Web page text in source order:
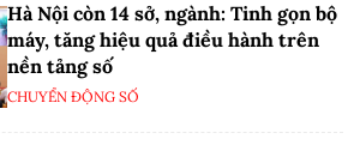
Hà Nội còn 14 sở, ngành: Tinh gọn bộ
máy, tăng hiệu quả điều hành trên
nền tảng số
CHUYỂN ĐỘNG SỐ